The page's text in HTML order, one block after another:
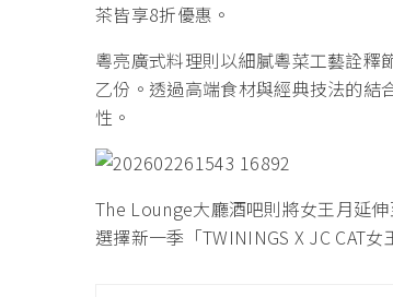
茶皆享8折優惠。
粵亮廣式料理則以細膩粵菜工藝詮釋
乙份。透過高端食材與經典技法的結
性。
The Lounge大廳酒吧則將女王月延
選擇新一季「TWININGS X JC CAT